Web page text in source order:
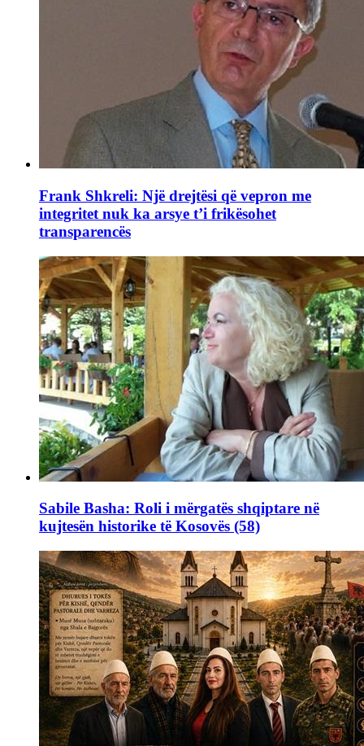
Frank Shkreli: Një drejtësi që vepron me
integritet nuk ka arsye t’i frikësohet
transparencës
Sabile Basha: Roli i mërgatës shqiptare në
kujtesën historike të Kosovës (58)